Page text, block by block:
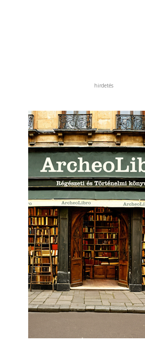
hirdetés